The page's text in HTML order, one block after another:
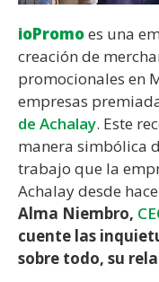
ioPromoes una
creación de
promocionales en
empresas
de Achalay. Este
manera simbólica
trabajo que la
Achalay desde
Alma Niembro,
cuente las
sobre todo, su